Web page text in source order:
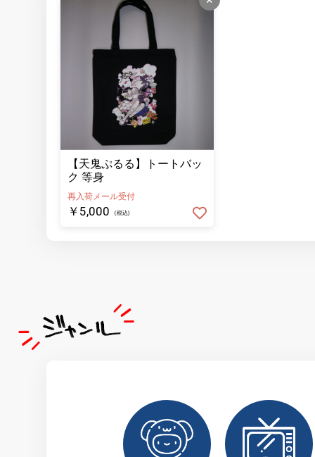
【天鬼ぷるる】トートバッ
ク 等身
再入荷メール受付
￥5,000 (税込)